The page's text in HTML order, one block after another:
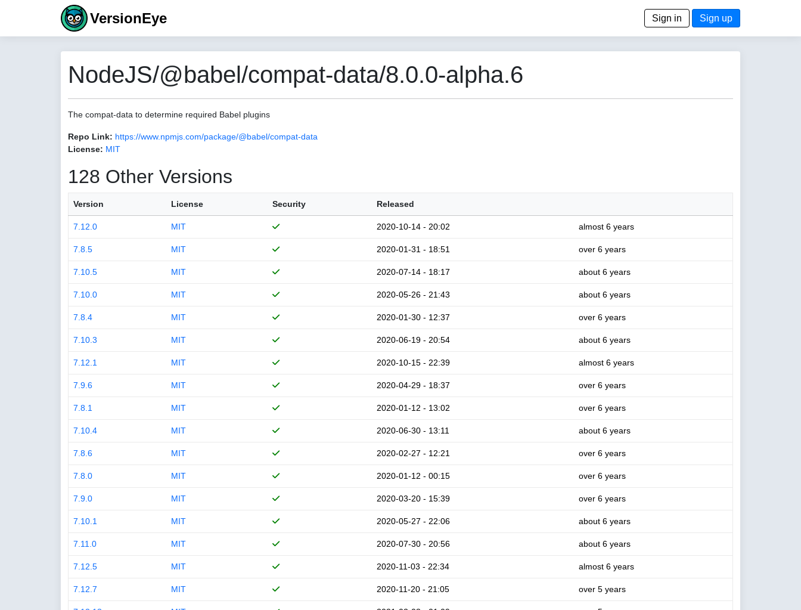
VersionEye Sign in Sign up
NodeJS/@babel/compat-data/8.0.0-alpha.6
The compat-data to determine required Babel plugins
Repo Link: https://www.npmjs.com/package/@babel/compat-data
License: MIT
128 Other Versions
Version License Security Released
7.12.0 MIT 2020-10-14 - 20:02 almost 6 years
7.8.5 MIT 2020-01-31 - 18:51 over 6 years
7.10.5 MIT 2020-07-14 - 18:17 about 6 years
7.10.0 MIT 2020-05-26 - 21:43 about 6 years
7.8.4 MIT 2020-01-30 - 12:37 over 6 years
7.10.3 MIT 2020-06-19 - 20:54 about 6 years
7.12.1 MIT 2020-10-15 - 22:39 almost 6 years
7.9.6 MIT 2020-04-29 - 18:37 over 6 years
7.8.1 MIT 2020-01-12 - 13:02 over 6 years
7.10.4 MIT 2020-06-30 - 13:11 about 6 years
7.8.6 MIT 2020-02-27 - 12:21 over 6 years
7.8.0 MIT 2020-01-12 - 00:15 over 6 years
7.9.0 MIT 2020-03-20 - 15:39 over 6 years
7.10.1 MIT 2020-05-27 - 22:06 about 6 years
7.11.0 MIT 2020-07-30 - 20:56 about 6 years
7.12.5 MIT 2020-11-03 - 22:34 almost 6 years
7.12.7 MIT 2020-11-20 - 21:05 over 5 years